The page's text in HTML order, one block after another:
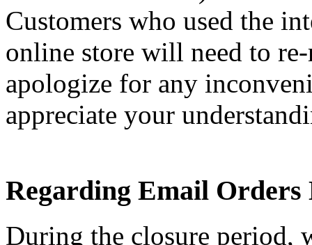
Customers who used the
online store will need to
apologize for any
appreciate your
Regarding Email
During the closure period,